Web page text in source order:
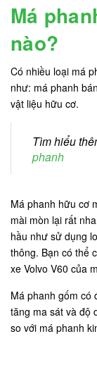
Má
nào?
Có nhiều loại má
như: má phanh
vật liệu hữu cơ.
Tìm hiểu
phanh
Má phanh hữu cơ
mài mòn lại rất
hầu như sử dụng
thông. Bạn có thể
xe Volvo V60 của
Má phanh gốm có
tăng ma sát và độ
so với má phanh